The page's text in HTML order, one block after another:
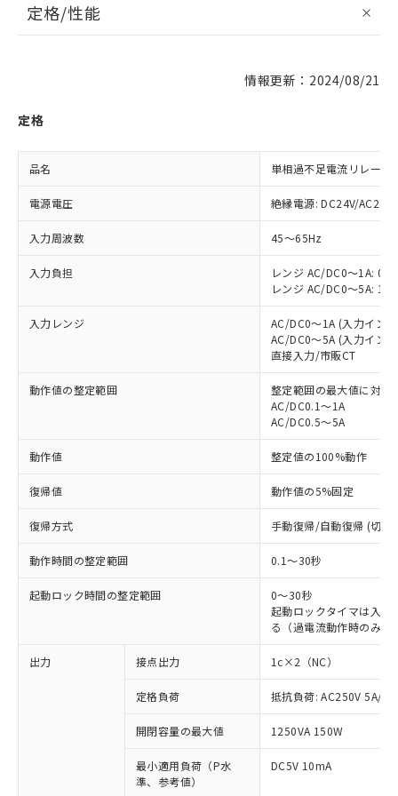
定格/性能
情報更新：2024/08/21
定格
品名 単相過不足電流リレー
電源電圧 絶縁電源: DC24V/AC24V
入力周波数 45～65Hz
入力負担
レンジ AC/DC0～1A:
レンジ AC/DC0～5A:
入力レンジ
AC/DC0～1A (入力イン
AC/DC0～5A (入力イン
直接入力/市販CT
動作値の整定範囲
整定範囲の最大値に対し
AC/DC0.1～1A
AC/DC0.5～5A
動作値 整定値の100%動作
復帰値 動作値の5%固定
復帰方式 手動復帰/自動復帰 (切替)
動作時間の整定範囲 0.1～30秒
起動ロック時間の整定範囲
0～30秒
起動ロックタイマは入力
る（過電流動作時のみ有
出力 接点出力 1c×2（NC）
定格負荷 抵抗負荷: AC250V 5A/
開閉容量の最大値 1250VA 150W
最小適用負荷（P水
準、参考値）
DC5V 10mA
対応済み：EU RoHS指令（10物質）の
非含有に対応した製品が提供可能な商品で